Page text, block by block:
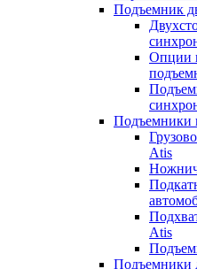
Подъемник
Опции
Подъемники
Atis
Atis
Подъемники